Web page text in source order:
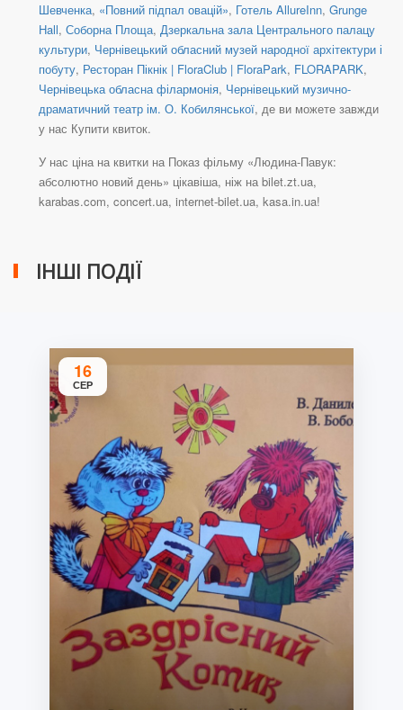
Шевченка, «Повний підпал овацій», Готель AllureInn, Grunge
Hall, Соборна Площа, Дзеркальна зала Центрального палацу
культури, Чернівецький обласний музей народної архітектури і
побуту, Ресторан Пікнік | FloraClub | FloraPark, FLORAPARK,
Чернівецька обласна філармонія, Чернівецький музично-
драматичний театр ім. О. Кобилянської, де ви можете завжди
у нас Купити квиток.
У нас ціна на квитки на Показ фільму «Людина-Павук:
абсолютно новий день» цікавіша, ніж на bilet.zt.ua,
karabas.com, concert.ua, internet-bilet.ua, kasa.in.ua!
ІНШІ ПОДІЇ
16
СЕР